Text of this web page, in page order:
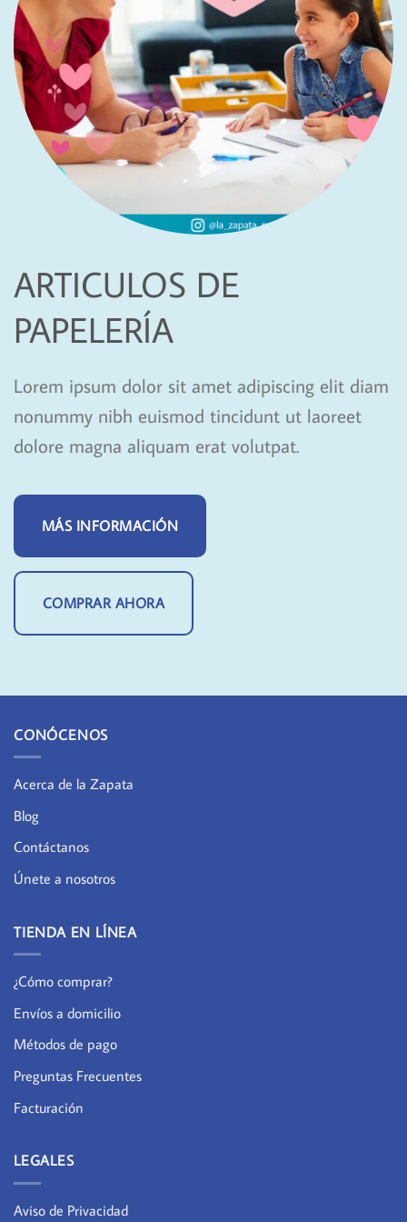
ARTICULOS DE
PAPELERÍA
Lorem ipsum dolor sit amet adipiscing elit diam
nonummy nibh euismod tincidunt ut laoreet
dolore magna aliquam erat volutpat.
MÁS INFORMACIÓN
COMPRAR AHORA
CONÓCENOS
Acerca de la Zapata
Blog
Contáctanos
Únete a nosotros
TIENDA EN LÍNEA
¿Cómo comprar?
Envíos a domicilio
Métodos de pago
Preguntas Frecuentes
Facturación
LEGALES
Aviso de Privacidad